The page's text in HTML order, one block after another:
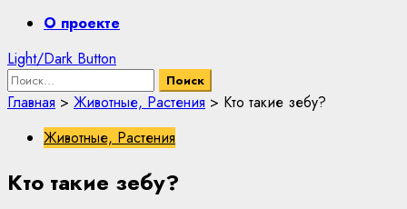
PrimaryО проекте
Light/Dark Button
Найти:
Главная > Животные, Растения > Кто такие зебу?
Животные, Растения
Кто такие зебу?